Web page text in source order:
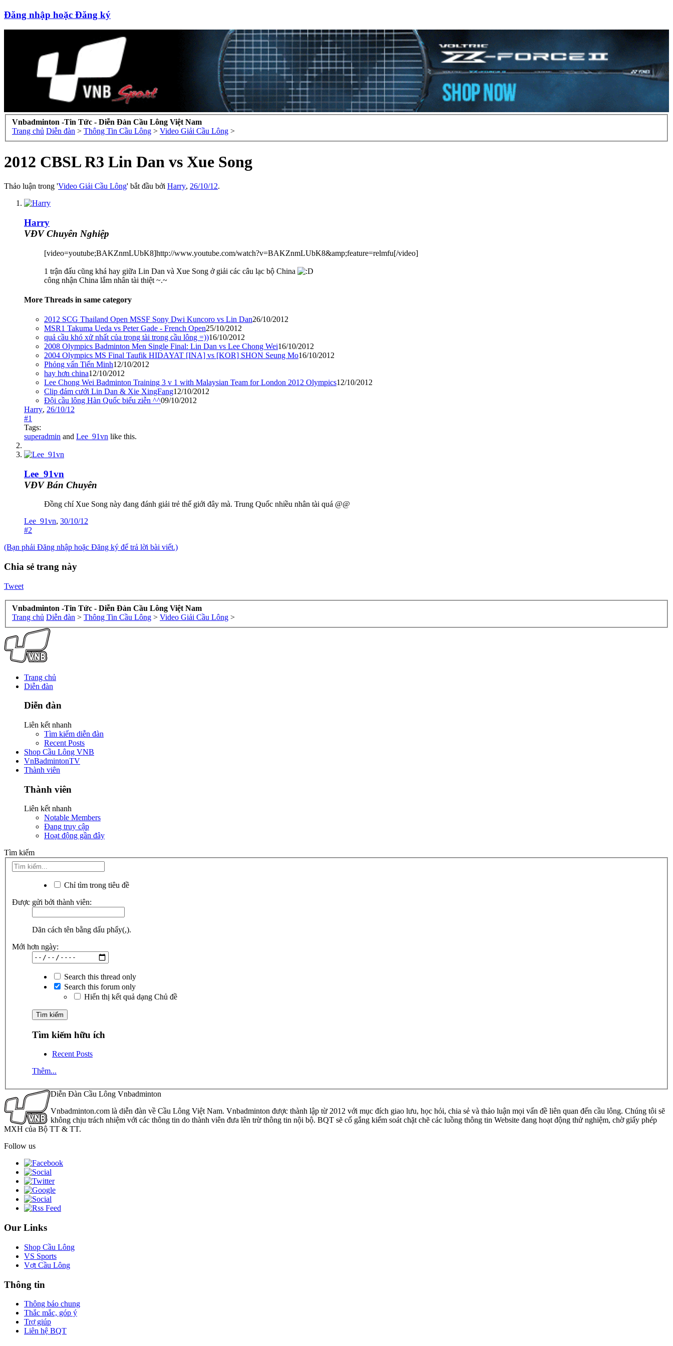
Đăng nhập hoặc Đăng ký
Vnbadminton -Tin Tức - Diễn Đàn Cầu Lông Việt Nam
Trang chủ Diễn đàn > Thông Tin Cầu Lông > Video Giải Cầu Lông >
2012 CBSL R3 Lin Dan vs Xue Song
Thảo luận trong 'Video Giải Cầu Lông' bắt đầu bởi Harry, 26/10/12.
Harry
VĐV Chuyên Nghiệp
[video=youtube;BAKZnmLUbK8]http://www.youtube.com/watch?v=BAKZnmLUbK8&amp;feature=relmfu[/video]
1 trận đấu cũng khá hay giữa Lin Dan và Xue Song ở giải các câu lạc bộ China
công nhận China lắm nhân tài thiệt ~.~
More Threads in same category
2012 SCG Thailand Open MSSF Sony Dwi Kuncoro vs Lin Dan26/10/2012
MSR1 Takuma Ueda vs Peter Gade - French Open25/10/2012
quả cầu khó xử nhất của trọng tài trong cầu lông =))16/10/2012
2008 Olympics Badminton Men Single Final: Lin Dan vs Lee Chong Wei16/10/2012
2004 Olympics MS Final Taufik HIDAYAT [INA] vs [KOR] SHON Seung Mo16/10/2012
Phỏng vấn Tiến Minh12/10/2012
hay hơn china12/10/2012
Lee Chong Wei Badminton Training 3 v 1 with Malaysian Team for London 2012 Olympics12/10/2012
Clip đám cưới Lin Dan & Xie XingFang12/10/2012
Đội cầu lông Hàn Quốc biểu ziễn ^^09/10/2012
Harry, 26/10/12
#1
Tags:
superadmin and Lee_91vn like this.
Lee_91vn
VĐV Bán Chuyên
Đồng chí Xue Song này đang đánh giải trẻ thế giới đây mà. Trung Quốc nhiều nhân tài quá @@
Lee_91vn, 30/10/12
#2
(Bạn phải Đăng nhập hoặc Đăng ký để trả lời bài viết.)
Chia sẻ trang này
Tweet
Vnbadminton -Tin Tức - Diễn Đàn Cầu Lông Việt Nam
Trang chủ Diễn đàn > Thông Tin Cầu Lông > Video Giải Cầu Lông >
Trang chủ
Diễn đàn
Diễn đàn
Liên kết nhanh
Tìm kiếm diễn đàn
Recent Posts
Shop Cầu Lông VNB
VnBadmintonTV
Thành viên
Thành viên
Liên kết nhanh
Notable Members
Đang truy cập
Hoạt động gần đây
Tìm kiếm
Chỉ tìm trong tiêu đề
Được gửi bởi thành viên:
Dãn cách tên bằng dấu phẩy(,).
Mới hơn ngày:
Search this thread only
Search this forum only
Hiển thị kết quả dạng Chủ đề
Tìm kiếm hữu ích
Recent Posts
Thêm...
Diễn Đàn Cầu Lông Vnbadminton
Vnbadminton.com là diễn đàn về Cầu Lông Việt Nam. Vnbadminton được thành lập từ 2012 với mục đích giao lưu, học hỏi, chia sẻ và thảo luận mọi vấn đề liên quan đến cầu lông. Chúng tôi sẽ
không chịu trách nhiệm với các thông tin do thành viên đưa lên trừ thông tin nội bộ. BQT sẽ cố gắng kiểm soát chặt chẽ các luồng thông tin Website đang hoạt động thử nghiệm, chờ giấy phép
MXH của Bộ TT & TT.
Follow us
Our Links
Shop Cầu Lông
VS Sports
Vợt Cầu Lông
Thông tin
Thông báo chung
Thắc mắc, góp ý
Trợ giúp
Liên hệ BQT